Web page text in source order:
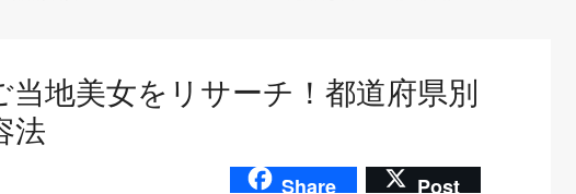
当地美女をリサーチ！都道府県別
法
Share Post